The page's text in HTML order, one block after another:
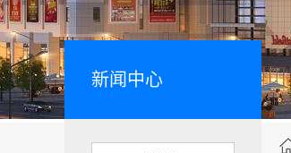
新闻中心